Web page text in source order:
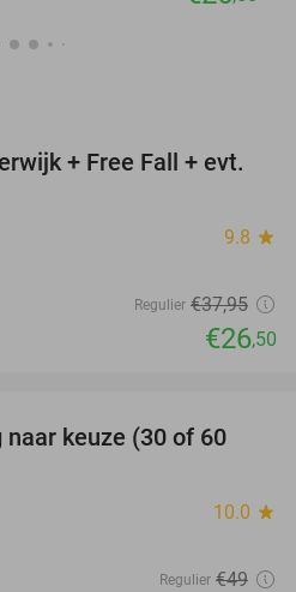
30%
+ Free Fall + evt.
9.8 star
Regulier €37,95
€26,50
55%
keuze (30 of 60
10.0 star
Regulier €49